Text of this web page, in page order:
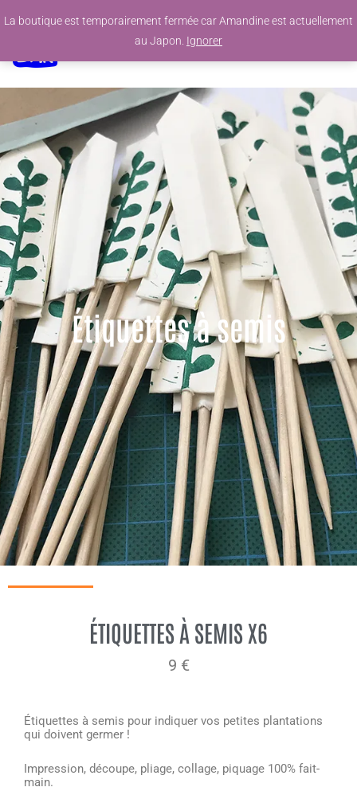
La boutique est temporairement fermée car Amandine est actuellement
au Japon. Ignorer
Étiquettes à semis
ÉTIQUETTES À SEMIS X6
9 €
Étiquettes à semis pour indiquer vos petites plantations
qui doivent germer !
Impression, découpe, pliage, collage, piquage 100% fait-
main.